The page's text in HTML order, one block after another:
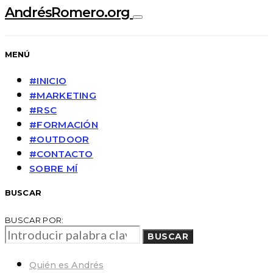
AndrésRomero.org
MENÚ
#INICIO
#MARKETING
#RSC
#FORMACIÓN
#OUTDOOR
#CONTACTO
SOBRE MÍ
BUSCAR
BUSCAR POR:
BUSCAR
Quién es Andrés